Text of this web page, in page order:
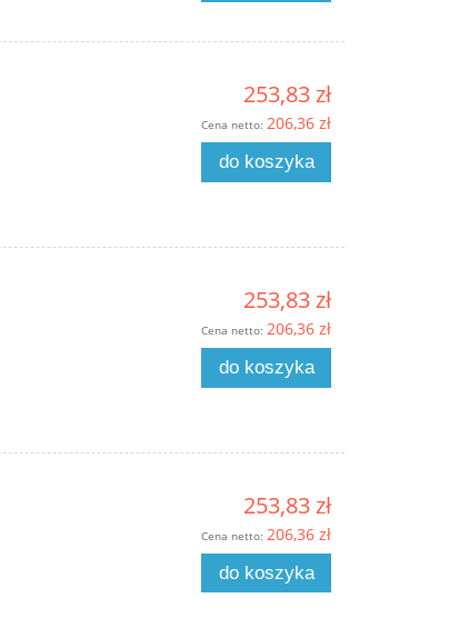
253,83 zł
Cena netto: 206,36 zł
do koszyka
253,83 zł
Cena netto: 206,36 zł
do koszyka
253,83 zł
Cena netto: 206,36 zł
do koszyka